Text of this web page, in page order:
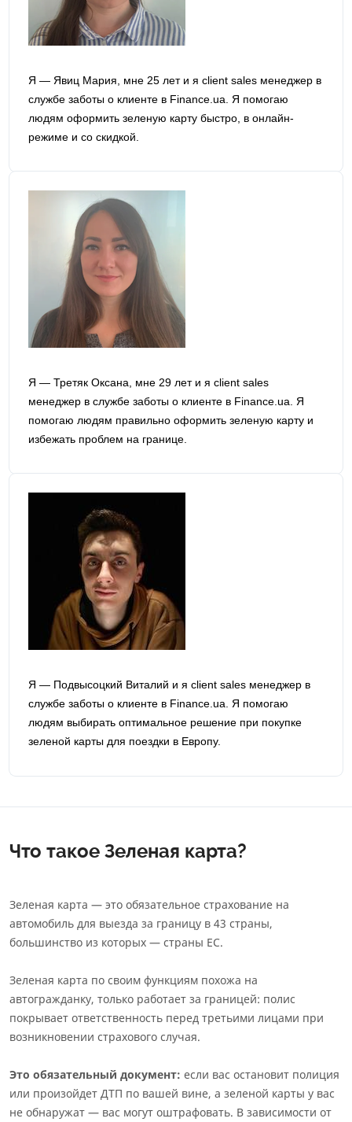
Я — Явиц Мария, мне 25 лет и я сlient sales менеджер в
службе заботы о клиенте в Finance.ua. Я помогаю
людям оформить зеленую карту быстро, в онлайн-
режиме и со скидкой.
Я — Третяк Оксана, мне 29 лет и я сlient sales
менеджер в службе заботы о клиенте в Finance.ua. Я
помогаю людям правильно оформить зеленую карту и
избежать проблем на границе.
Я — Подвысоцкий Виталий и я сlient sales менеджер в
службе заботы о клиенте в Finance.ua. Я помогаю
людям выбирать оптимальное решение при покупке
зеленой карты для поездки в Европу.
Что такое Зеленая карта?
Зеленая карта — это обязательное страхование на
автомобиль для выезда за границу в 43 страны,
большинство из которых — страны ЕС.
Зеленая карта по своим функциям похожа на
автогражданку, только работает за границей: полис
покрывает ответственность перед третьими лицами при
возникновении страхового случая.
Это обязательный документ: если вас остановит полиция
или произойдет ДТП по вашей вине, а зеленой карты у вас
не обнаружат — вас могут оштрафовать. В зависимости от